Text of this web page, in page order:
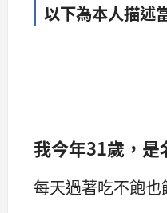
以下為本人描述
我今年31歲，是
每天過著吃不飽